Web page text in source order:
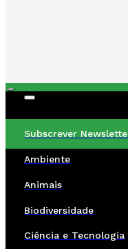
Subscrever
Ambiente
Animais
Biodiversidade
Ciência e Tecnologia